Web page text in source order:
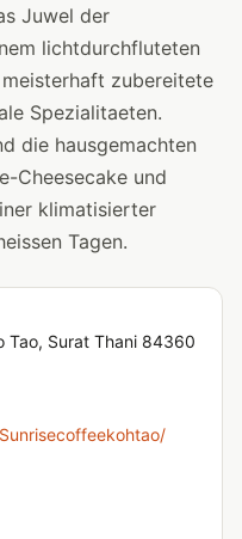
Juwel der
lichtdurchfluteten
zubereitete
Spezialitaeten.
die hausgemachten
Cheesecake und
klimatisierter
Tagen.
Tao, Surat Thani 84360